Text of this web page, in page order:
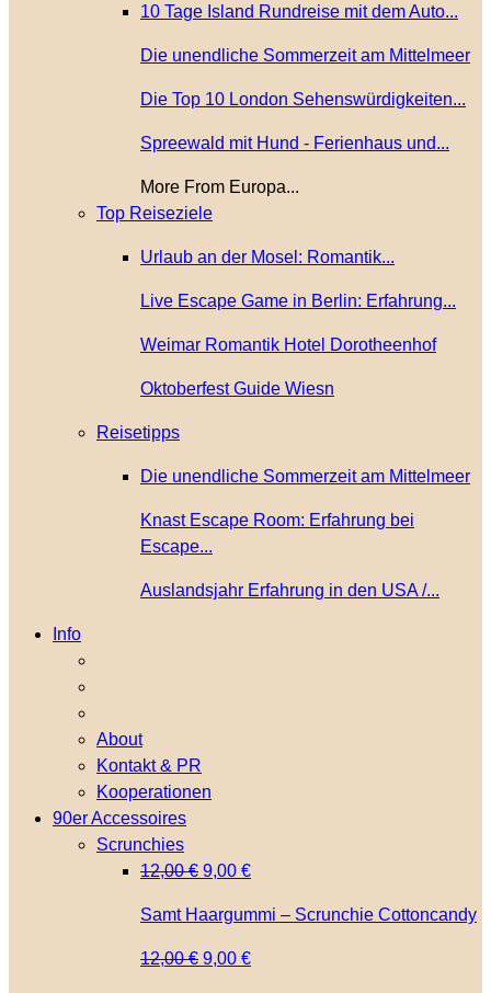
10 Tage Island Rundreise mit dem Auto...
Die unendliche Sommerzeit am Mittelmeer
Die Top 10 London Sehenswürdigkeiten...
Spreewald mit Hund - Ferienhaus und...
More From Europa...
Top Reiseziele
Urlaub an der Mosel: Romantik...
Live Escape Game in Berlin: Erfahrung...
Weimar Romantik Hotel Dorotheenhof
Oktoberfest Guide Wiesn
Reisetipps
Die unendliche Sommerzeit am Mittelmeer
Knast Escape Room: Erfahrung bei
Escape...
Auslandsjahr Erfahrung in den USA /...
Info
About
Kontakt & PR
Kooperationen
90er Accessoires
Scrunchies
12,00€ Ursprünglicher
war:
12,00 €
9,00 €Aktueller
ist:
9,00 €.
Samt Haargummi – Scrunchie Cottoncandy
12,00€ Ursprünglicher
9,00 €Aktueller